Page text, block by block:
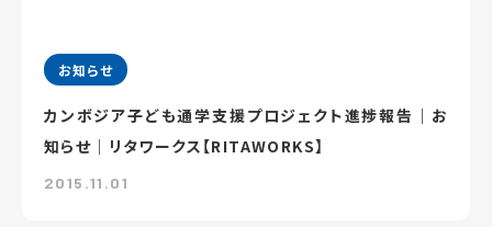
お知らせ
カンボジア子ども通学支援プロジェクト進捗報告｜お
知らせ｜リタワークス【RITAWORKS】
2015.11.01